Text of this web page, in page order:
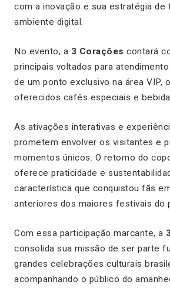
com a inovação e sua estratégia
ambiente digital.
No evento, a 3 Corações contará
principais voltados para
de um ponto exclusivo na área VIP,
oferecidos cafés especiais e
As ativações interativas e
prometem envolver os visitantes e
momentos únicos. O retorno do
oferece praticidade e
característica que conquistou fãs
anteriores dos maiores festivais do
Com essa participação marcante, a
consolida sua missão de ser parte
grandes celebrações culturais
acompanhando o público do